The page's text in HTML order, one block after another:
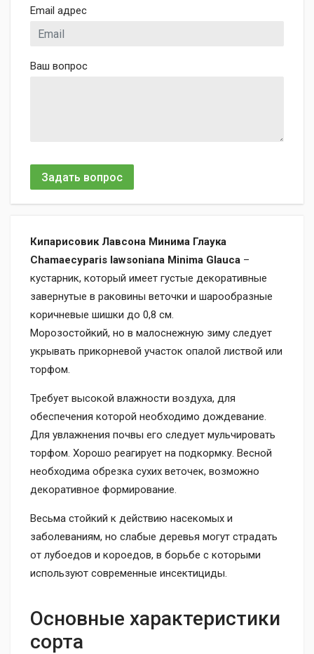
Email адрес
Ваш вопрос
Задать вопрос
Кипарисовик Лавсона Минима Глаука
Chamaecyparis lawsoniana Minima Glauca –
кустарник, который имеет густые декоративные
завернутые в раковины веточки и шарообразные
коричневые шишки до 0,8 см.
Морозостойкий, но в малоснежную зиму следует
укрывать прикорневой участок опалой листвой или
торфом.
Требует высокой влажности воздуха, для
обеспечения которой необходимо дождевание.
Для увлажнения почвы его следует мульчировать
торфом. Хорошо реагирует на подкормку. Весной
необходима обрезка сухих веточек, возможно
декоративное формирование.
Весьма стойкий к действию насекомых и
заболеваниям, но слабые деревья могут страдать
от лубоедов и короедов, в борьбе с которыми
используют современные инсектициды.
Основные характеристики
сорта